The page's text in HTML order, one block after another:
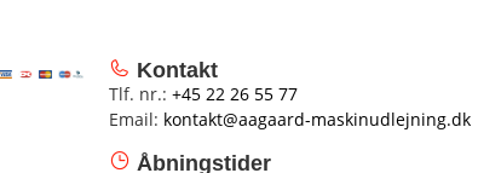
Kontakt
Tlf. nr.: +45 22 26 55 77
Email: kontakt@aagaard-maskinudlejning.dk
Åbningstider